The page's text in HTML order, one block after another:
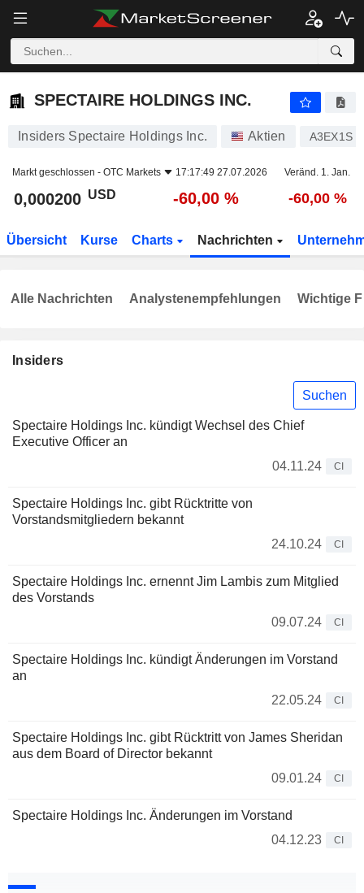
SPECTAIRE HOLDINGS INC.
Insiders Spectaire Holdings Inc. Aktien A3EX1S
Markt geschlossen - OTC Markets 17:17:49 27.07.2026 Veränd. 1. Jan.
0,000200 USD -60,00 % -60,00 %
Übersicht Kurse Charts Nachrichten
Insiders
Suchen
Spectaire Holdings Inc. kündigt Wechsel des Chief
Executive Officer an
04.11.24
CI
Spectaire Holdings Inc. gibt Rücktritte von
Vorstandsmitgliedern bekannt
24.10.24
CI
Spectaire Holdings Inc. ernennt Jim Lambis zum Mitglied
des Vorstands
09.07.24
CI
Spectaire Holdings Inc. kündigt Änderungen im Vorstand
an
22.05.24
CI
Spectaire Holdings Inc. gibt Rücktritt von James Sheridan
aus dem Board of Director bekannt
09.01.24
CI
Spectaire Holdings Inc. Änderungen im Vorstand
04.12.23
CI
Alle Nachrichten Analystenempfehlungen Wichtige